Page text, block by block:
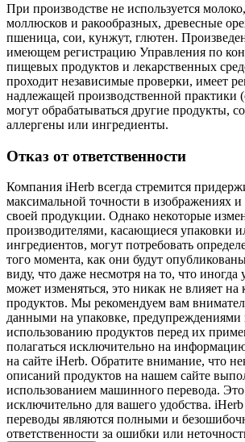
При производстве не используется
моллюсков и ракообразных, древесные
пшеница, сои, кунжут, глютен.
имеющем регистрацию Управления по
пищевых продуктов и лекарственных
проходит независимые проверки, имеет
надлежащей производственной практики
могут обрабатываться другие продукты,
аллергены или ингредиенты.
Отказ от ответственности
Компания iHerb всегда стремится
максимальной точности в изображениях
своей продукции. Однако некоторые
производителями, касающиеся упаковки
ингредиентов, могут потребовать
того момента, как они будут
виду, что даже несмотря на то, что иногда
может изменяться, это никак не влияет на
продуктов. Мы рекомендуем вам
данными на упаковке,
использованию продуктов перед их
полагаться исключительно на
на сайте iHerb. Обратите внимание, что
описаний продуктов на нашем сайте
использованием машинного перевода.
исключительно для вашего удобства.
переводы являются полными и
ответственности за ошибки или